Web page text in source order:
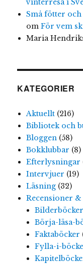
vinterresa i
Små fötter
om För vem
Maria
KATEGORIER
Aktuellt(216)
Bibliotek och
Bloggen(58)
Bokklubbar (8)
Efterlysningar
Intervjuer (19)
Läsning(32)
Recensioner
Bilderböcker
Börja-läsa-
Faktaböcker
Fylla-i-